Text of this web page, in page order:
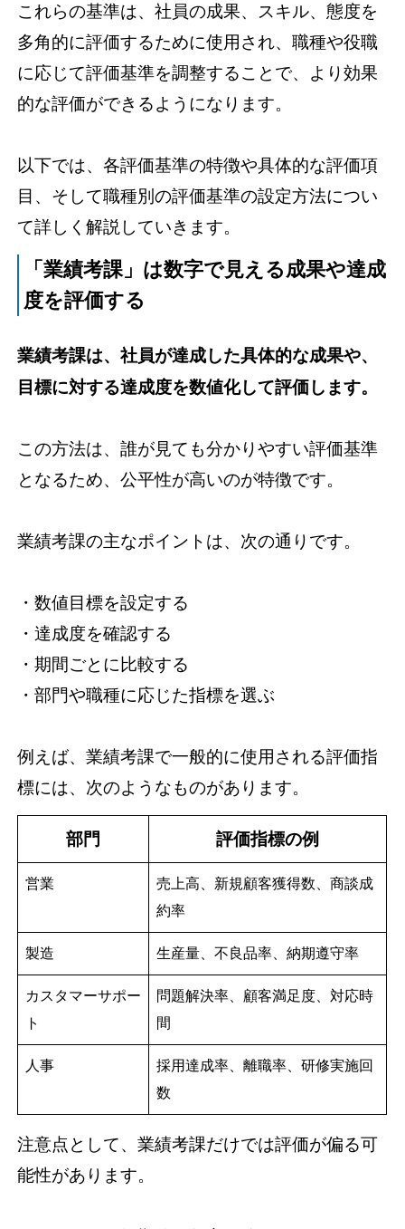
これらの基準は、社員の成果、スキル、態度を
多角的に評価するために使用され、職種や役職
に応じて評価基準を調整することで、より効果
的な評価ができるようになります。
以下では、各評価基準の特徴や具体的な評価項
目、そして職種別の評価基準の設定方法につい
て詳しく解説していきます。
「業績考課」は数字で見える成果や達成
度を評価する
業績考課は、社員が達成した具体的な成果や、
目標に対する達成度を数値化して評価します。
この方法は、誰が見ても分かりやすい評価基準
となるため、公平性が高いのが特徴です。
業績考課の主なポイントは、次の通りです。
・数値目標を設定する
・達成度を確認する
・期間ごとに比較する
・部門や職種に応じた指標を選ぶ
例えば、業績考課で一般的に使用される評価指
標には、次のようなものがあります。
部門 評価指標の例
営業
売上高、新規顧客獲得数、商談成
約率
製造 生産量、不良品率、納期遵守率
カスタマーサポー
ト
問題解決率、顧客満足度、対応時
間
人事
採用達成率、離職率、研修実施回
数
注意点として、業績考課だけでは評価が偏る可
能性があります。